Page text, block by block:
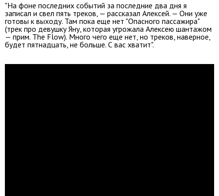
"На фоне последних событий за последние два дня я
записал и свел пять треков, — рассказал Алексей. — Они уже
готовы к выходу. Там пока еще нет "Опасного пассажира"
(трек про девушку Яну, которая угрожала Алексею шантажом
— прим. The Flow). Много чего еще нет, но треков, наверное,
будет пятнадцать, не больше. С вас хватит".